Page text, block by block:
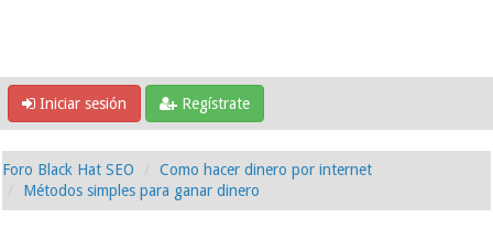
Iniciar sesión Regístrate
Foro Black Hat SEO
Como hacer dinero por internet
Métodos simples para ganar dinero